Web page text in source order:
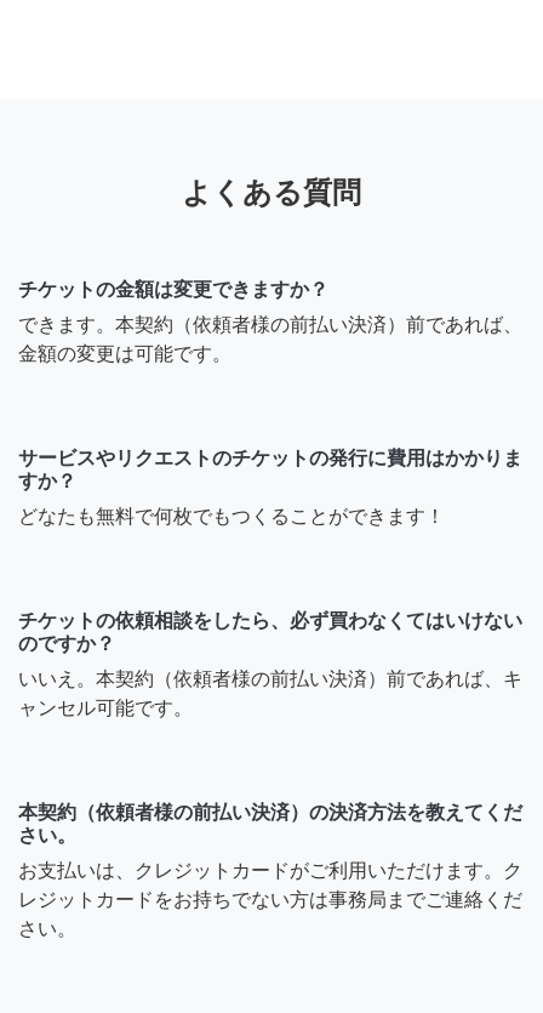
よくある質問
チケットの金額は変更できますか？
できます。本契約（依頼者様の前払い決済）前であれば、
金額の変更は可能です。
サービスやリクエストのチケットの発行に費用はかかりま
すか？
どなたも無料で何枚でもつくることができます！
チケットの依頼相談をしたら、必ず買わなくてはいけない
のですか？
いいえ。本契約（依頼者様の前払い決済）前であれば、キ
ャンセル可能です。
本契約（依頼者様の前払い決済）の決済方法を教えてくだ
さい。
お支払いは、クレジットカードがご利用いただけます。ク
レジットカードをお持ちでない方は事務局までご連絡くだ
さい。